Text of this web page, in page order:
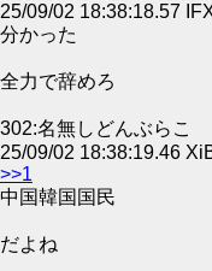
25/09/02 18:38:18.57
分かった
全力で辞めろ
302:名無しどんぶらこ
25/09/02 18:38:19.46
>>1
中国韓国国民
だよね